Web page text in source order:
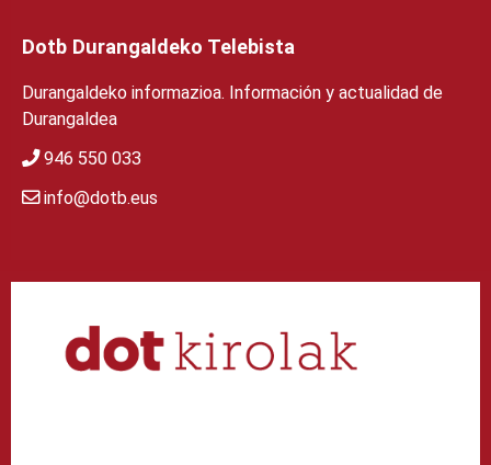
Dotb Durangaldeko Telebista
Durangaldeko informazioa. Información y actualidad de
Durangaldea
946 550 033
info@dotb.eus